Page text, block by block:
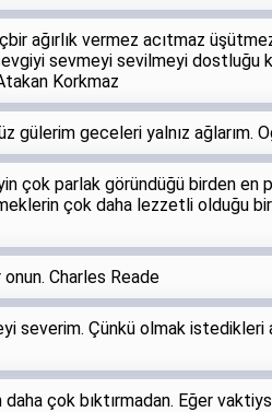
ağırlık vermez acıtmaz
sevmeyi sevilmeyi dostluğu
Korkmaz
gülerim geceleri yalnız ağlarım.
çok parlak göründüğü birden en
çok daha lezzetli olduğu
onun. Charles Reade
severim. Çünkü olmak istedikleri
çok bıktırmadan. Eğer